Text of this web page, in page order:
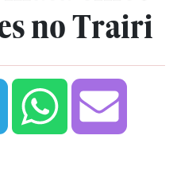
no Trairi